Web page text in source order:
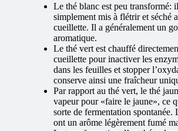
Le thé blanc est peu transformé:
simplement mis à flétrir et séché
cueillette. Il a généralement un
aromatique.
Le thé vert est chauffé
cueillette pour inactiver les
dans les feuilles et stopper
conserve ainsi une fraîcheur
Par rapport au thé vert, le thé
vapeur pour «faire le jaune», ce
sorte de fermentation spontanée.
ont un arôme légèrement fumé